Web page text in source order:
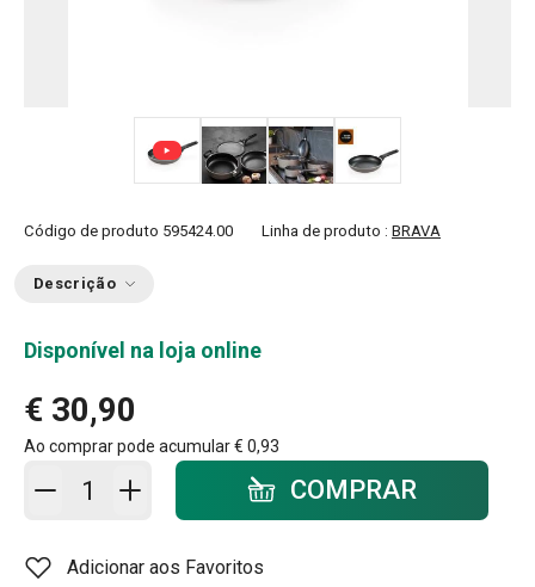
Código de produto 595424.00 Linha de produto : BRAVA
Descrição
Disponível na loja online
€ 30,90
Ao comprar pode acumular€ 0,93
Adicionar ao carrinho - quantidadeCOMPRAR
Adicionar aos Favoritos